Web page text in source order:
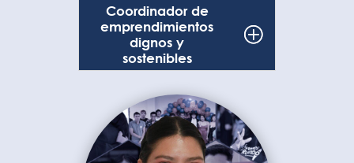
Coordinador de
emprendimientos
dignos y
sostenibles